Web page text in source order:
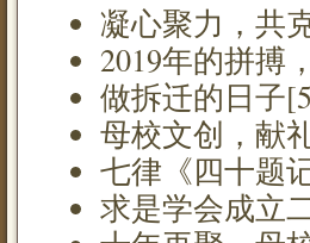
凝心聚力，共
2019年的拼搏
做拆迁的日子
母校文创，献
七律《四十题
求是学会成立